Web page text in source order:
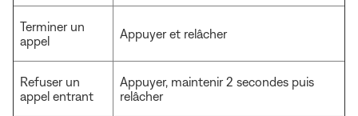
Terminer un
appel
Appuyer et relâcher
Refuser un
appel entrant
Appuyer, maintenir 2 secondes puis
relâcher